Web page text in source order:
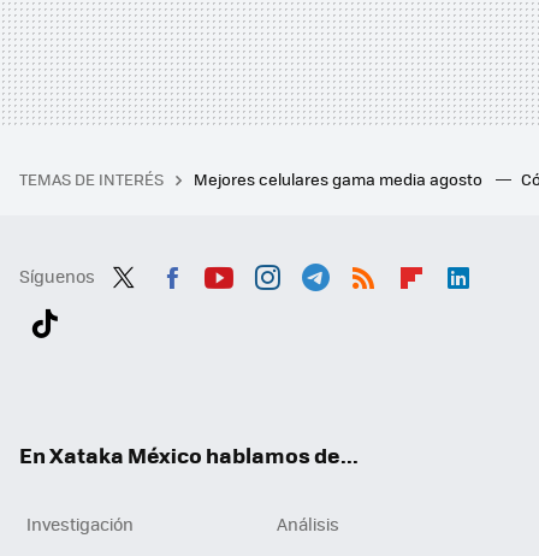
TEMAS DE INTERÉS Mejores celulares gama media agosto
Síguenos
En Xataka México hablamos de...
Investigación
Análisis